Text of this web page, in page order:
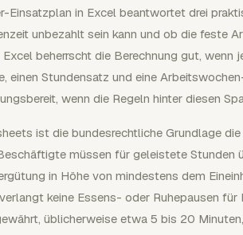
Einsatzplan in Excel beantwortet drei
unbezahlt sein kann und ob die feste
beherrscht die Berechnung gut, wenn
einen Stundensatz und eine
wenn die Regeln hinter diesen
ist die bundesrechtliche Grundlage
müssen für geleistete Stunden
in Höhe von mindestens dem
keine Essens- oder Ruhepausen für
üblicherweise etwa 5 bis 20